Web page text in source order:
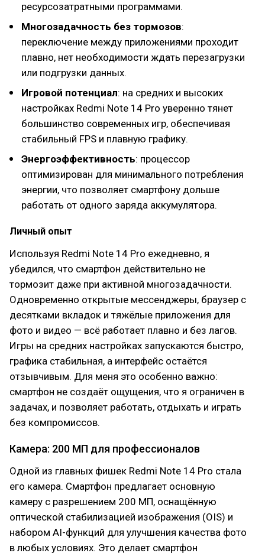
ресурсозатратными программами.
Многозадачность без тормозов:
переключение между приложениями проходит
плавно, нет необходимости ждать перезагрузки
или подгрузки данных.
Игровой потенциал: на средних и высоких
настройках Redmi Note 14 Pro уверенно тянет
большинство современных игр, обеспечивая
стабильный FPS и плавную графику.
Энергоэффективность: процессор
оптимизирован для минимального потребления
энергии, что позволяет смартфону дольше
работать от одного заряда аккумулятора.
Личный опыт
Используя Redmi Note 14 Pro ежедневно, я
убедился, что смартфон действительно не
тормозит даже при активной многозадачности.
Одновременно открытые мессенджеры, браузер с
десятками вкладок и тяжёлые приложения для
фото и видео — всё работает плавно и без лагов.
Игры на средних настройках запускаются быстро,
графика стабильная, а интерфейс остаётся
отзывчивым. Для меня это особенно важно:
смартфон не создаёт ощущения, что я ограничен в
задачах, и позволяет работать, отдыхать и играть
без компромиссов.
Камера: 200 МП для профессионалов
Одной из главных фишек Redmi Note 14 Pro стала
его камера. Смартфон предлагает основную
камеру с разрешением 200 МП, оснащённую
оптической стабилизацией изображения (OIS) и
набором AI-функций для улучшения качества фото
в любых условиях. Это делает смартфон